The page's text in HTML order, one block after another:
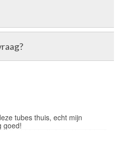
tubes thuis, echt mijn
goed!